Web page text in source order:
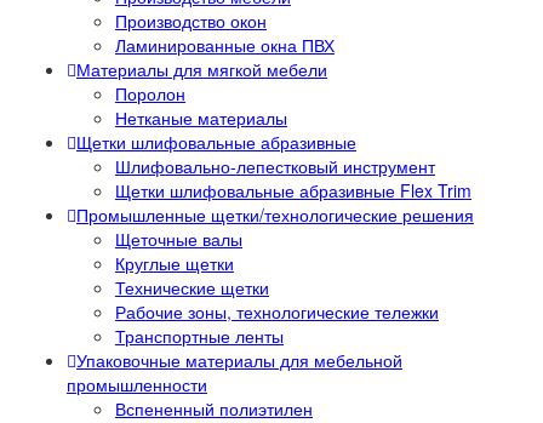
Производство окон
Ламинированные окна ПВХ
Материалы для мягкой мебели
Поролон
Нетканые материалы
Щетки шлифовальные абразивные
Шлифовально-лепестковый инструмент
Щетки шлифовальные абразивные Flex Trim
Промышленные щетки/технологические решения
Щеточные валы
Круглые щетки
Технические щетки
Рабочие зоны, технологические тележки
Транспортные ленты
Упаковочные материалы для мебельной
промышленности
Вспененный полиэтилен